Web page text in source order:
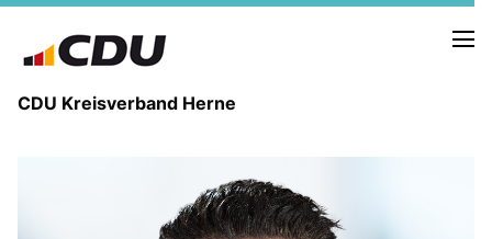
CDU Kreisverband Herne
KREISVORSTAND
STADTBEZIRKE
ORTSVERBÄNDE